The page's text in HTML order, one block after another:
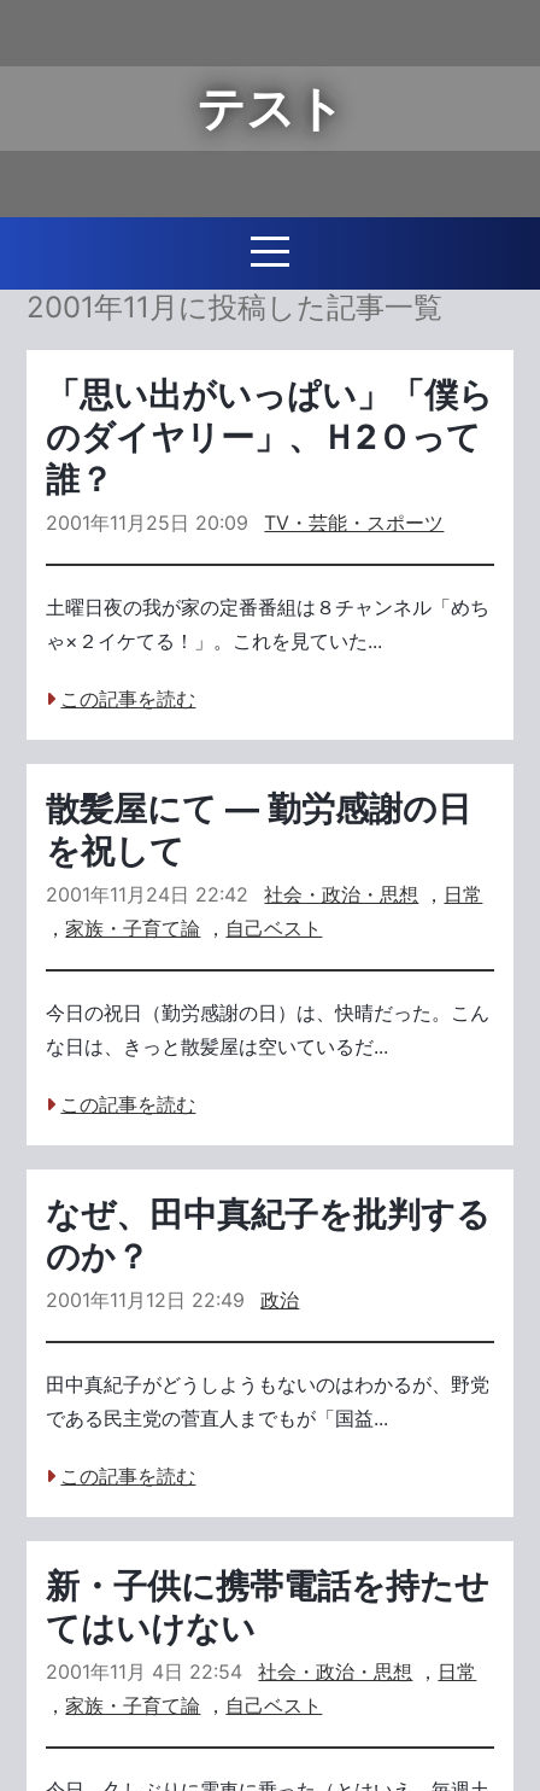
テスト
2001年11月に投稿した記事一覧
「思い出がいっぱい」「僕ら
のダイヤリー」、Ｈ2Ｏって
誰？
2001年11月25日 20:09 TV・芸能・スポーツ
土曜日夜の我が家の定番番組は８チャンネル「めち
ゃ×２イケてる！」。これを見ていた...
この記事を読む
散髪屋にて ― 勤労感謝の日
を祝して
2001年11月24日 22:42 社会・政治・思想 ， 日常
，家族・子育て論 ， 自己ベスト
今日の祝日（勤労感謝の日）は、快晴だった。こん
な日は、きっと散髪屋は空いているだ...
この記事を読む
なぜ、田中真紀子を批判する
のか？
2001年11月12日 22:49 政治
田中真紀子がどうしようもないのはわかるが、野党
である民主党の菅直人までもが「国益...
この記事を読む
新・子供に携帯電話を持たせ
てはいけない
2001年11月 4日 22:54 社会・政治・思想 ， 日常
，家族・子育て論 ， 自己ベスト